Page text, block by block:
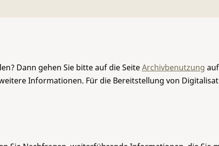
Dann gehen Sie bitte auf die SeiteArchivbenutzung
Informationen. Für die Bereitstellung von